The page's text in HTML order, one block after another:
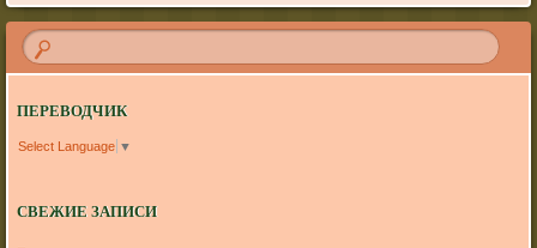
ПЕРЕВОДЧИК
Select Language ▼
СВЕЖИЕ ЗАПИСИ